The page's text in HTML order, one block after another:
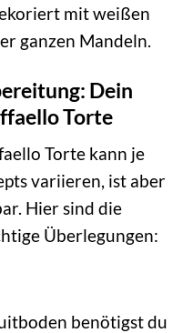
mit weißen
ganzen Mandeln.
Dein
Torte
Torte kann je
variieren, ist aber
Hier sind die
Überlegungen:
benötigst du